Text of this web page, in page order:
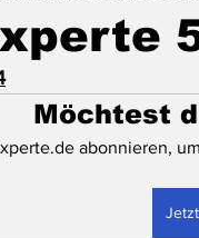
Möchtest
abonnieren,